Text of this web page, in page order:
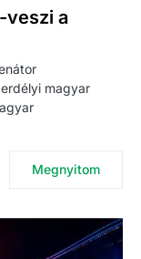
veszi a
magyar
Megnyitom